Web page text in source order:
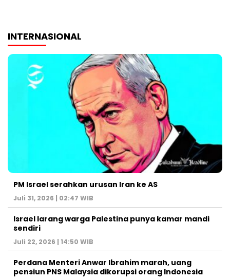
INTERNASIONAL
PM Israel serahkan urusan Iran ke AS
Juli 31, 2026 | 02:47 WIB
Israel larang warga Palestina punya kamar mandi
sendiri
Juli 22, 2026 | 14:50 WIB
Perdana Menteri Anwar Ibrahim marah, uang
pensiun PNS Malaysia dikorupsi orang Indonesia